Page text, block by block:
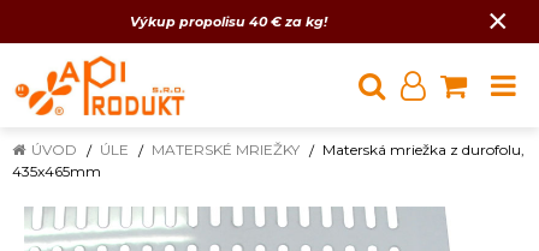
Výkup propolisu 40 € za kg! ×
ÚVOD ÚLE MATERSKÉ MRIEŽKY
Materská mriežka z durofolu,
435x465mm